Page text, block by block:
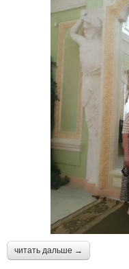
читать дальше →